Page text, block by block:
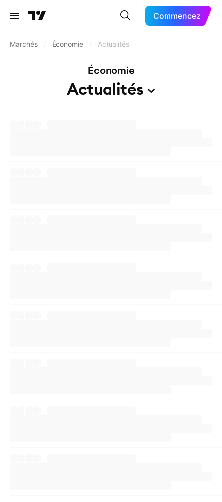
Commencez
Marchés Économie Actualités
Économie
Actualités